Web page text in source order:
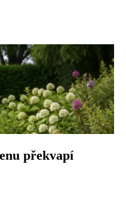
překvapí